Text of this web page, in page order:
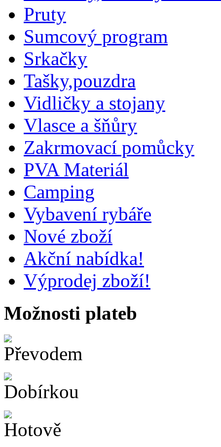
Pruty
Sumcový program
Srkačky
Tašky,pouzdra
Vidličky a stojany
Vlasce a šňůry
Zakrmovací pomůcky
PVA Materiál
Camping
Vybavení rybáře
Nové zboží
Akční nabídka!
Výprodej zboží!
Možnosti plateb